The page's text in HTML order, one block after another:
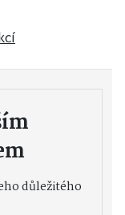
důležitého